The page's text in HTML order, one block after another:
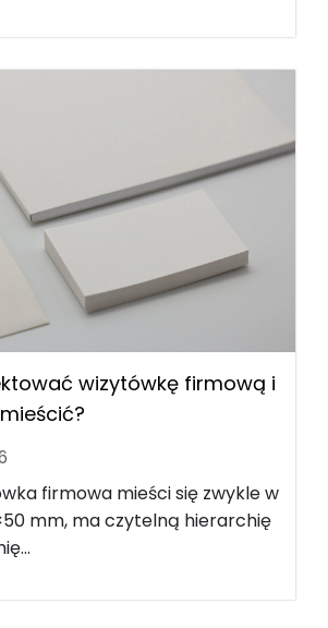
wizytówkę firmową i
firmowa mieści się zwykle w
mm, ma czytelną hierarchię